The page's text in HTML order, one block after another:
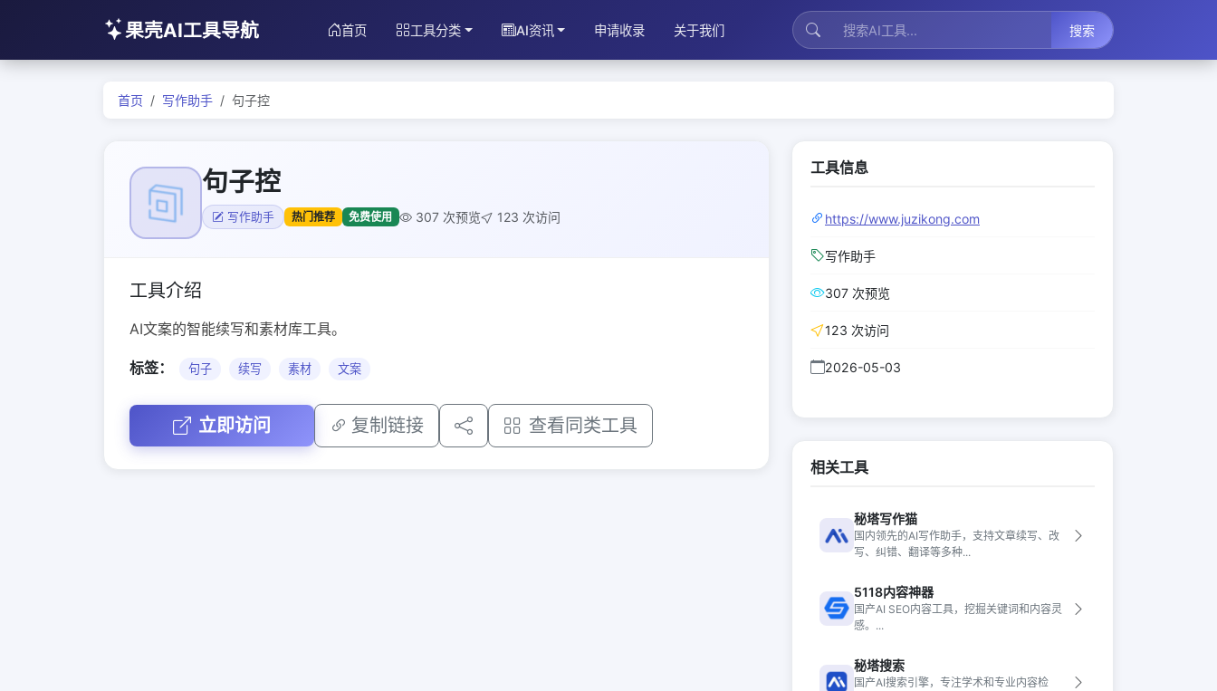
果壳AI工具导航 首页 工具分类 AI资讯 申请收录 关于我们 搜索
首页 写作助手 句子控
句子控
写作助手 热门推荐 免费使用 307 次预览 123 次访问
工具介绍
AI文案的智能续写和素材库工具。
标签： 句子 续写 素材 文案
立即访问 复制链接 查看同类工具
工具信息
https://www.juzikong.com
写作助手
307 次预览
123 次访问
2026-05-03
相关工具
秘塔写作猫
国内领先的AI写作助手，支持文章续写、改
写、纠错、翻译等多种...
5118内容神器
国产AI SEO内容工具，挖掘关键词和内容灵
感。...
秘塔搜索
国产AI搜索引擎，专注学术和专业内容检